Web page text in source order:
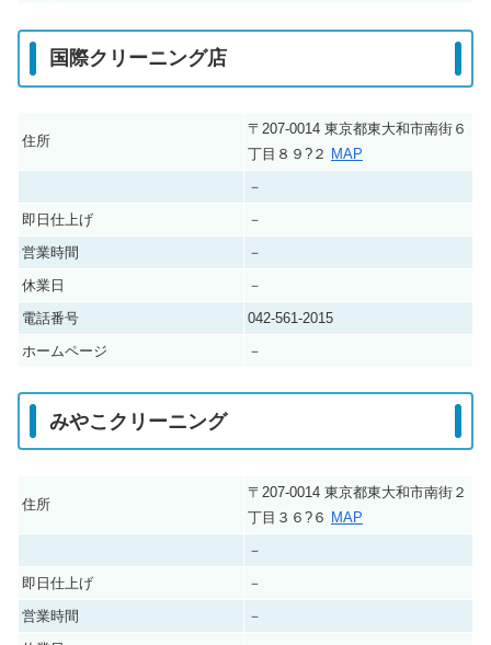
国際クリーニング店
住所
〒207-0014 東京都東大和市南街６
丁目８９?２ MAP
－
即日仕上げ
－
営業時間
－
休業日
－
電話番号
042-561-2015
ホームページ
－
みやこクリーニング
住所
〒207-0014 東京都東大和市南街２
丁目３６?６ MAP
－
即日仕上げ
－
営業時間
－